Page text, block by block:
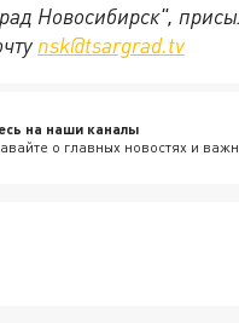
Новосибирск",
nsk@tsargrad.tv
на наши каналы
о главных новостях и